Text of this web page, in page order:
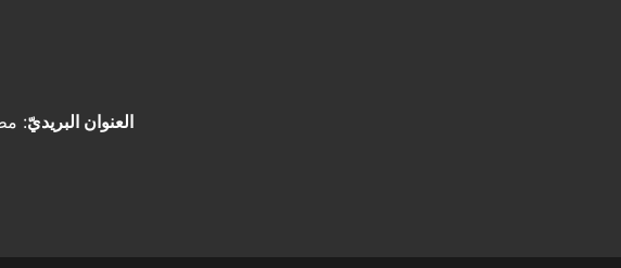
العنوان البريديّ: